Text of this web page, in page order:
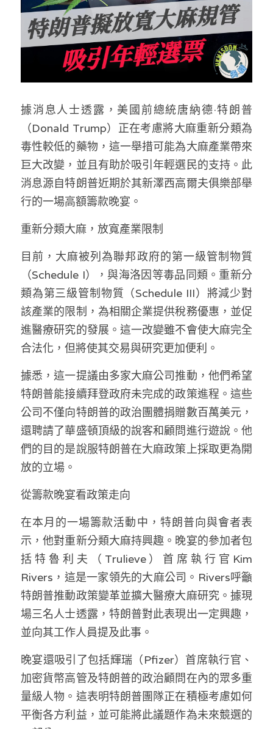
反華推手起底
美西霸凌內幕
美西極權主義
極端暴恐實錄
屈穎妍專欄
朱庭萱專欄
莫綺琪專欄
招國偉專欄
高松傑專欄
林伯強專欄
馮煒光專欄
趙處機專欄
大衛sir專欄
曾子晴 - 晴深直說
龔靜儀大律師專欄
陳貴春大律師專欄
陳子遷律師專欄
羅浚軒專欄
溫志倫專欄
汪明欣專欄
張美雄專欄
莊豪鋒專欄
香港科技專上書院｜專欄
醫院口岸爆炸案
屠龍小隊案
黎智英案審訊
35+顛覆案
生活
吃喝玩指南
休閒好介紹
花生仔漫畫週記
關於我們
人才招聘
商戶合作
支持讚助
條款及細則
搜索
繁體中文
English
據消息人士透露，美國前總統唐納德·特朗普
（Donald Trump）正在考慮將大麻重新分類為
毒性較低的藥物，這一舉措可能為大麻產業帶來
巨大改變，並且有助於吸引年輕選民的支持。此
消息源自特朗普近期於其新澤西高爾夫俱樂部舉
行的一場高額籌款晚宴。
重新分類大麻，放寬產業限制
目前，大麻被列為聯邦政府的第一級管制物質
（Schedule I），與海洛因等毒品同類。重新分
類為第三級管制物質（Schedule III）將減少對
該產業的限制，為相關企業提供稅務優惠，並促
進醫療研究的發展。這一改變雖不會使大麻完全
合法化，但將使其交易與研究更加便利。
據悉，這一提議由多家大麻公司推動，他們希望
特朗普能接續拜登政府未完成的政策進程。這些
公司不僅向特朗普的政治團體捐贈數百萬美元，
還聘請了華盛頓頂級的說客和顧問進行遊說。他
們的目的是說服特朗普在大麻政策上採取更為開
放的立場。
從籌款晚宴看政策走向
在本月的一場籌款活動中，特朗普向與會者表
示，他對重新分類大麻持興趣。晚宴的參加者包
括特魯利夫（Trulieve）首席執行官Kim
Rivers，這是一家領先的大麻公司。Rivers呼籲
特朗普推動政策變革並擴大醫療大麻研究。據現
場三名人士透露，特朗普對此表現出一定興趣，
並向其工作人員提及此事。
晚宴還吸引了包括輝瑞（Pfizer）首席執行官、
加密貨幣高管及特朗普的政治顧問在內的眾多重
量級人物。這表明特朗普團隊正在積極考慮如何
平衡各方利益，並可能將此議題作為未來競選的